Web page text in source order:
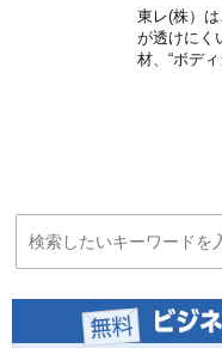
東レ(株）
が透けにく
材、“ボデ